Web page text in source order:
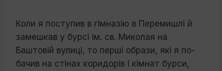
Коли я поступив в гімназію в Перемишлі й
замешкав у бурсі ім. св. Миколая на
Баштовій вулиці, то перші образи, які я по­
бачив на стінах коридорів і кімнат бурси,